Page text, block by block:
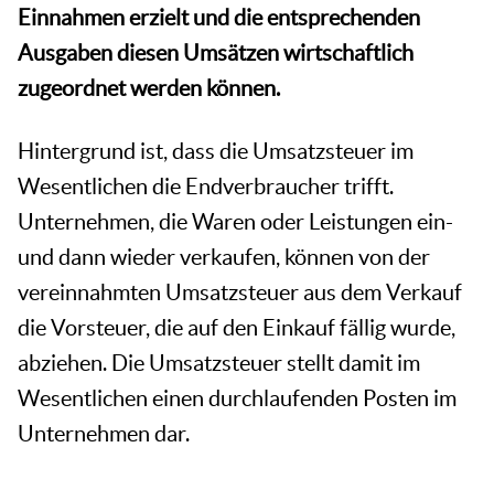
Einnahmen erzielt und die entsprechenden
Ausgaben diesen Umsätzen wirtschaftlich
zugeordnet werden können.
Hintergrund ist, dass die Umsatzsteuer im
Wesentlichen die Endverbraucher trifft.
Unternehmen, die Waren oder Leistungen ein-
und dann wieder verkaufen, können von der
vereinnahmten Umsatzsteuer aus dem Verkauf
die Vorsteuer, die auf den Einkauf fällig wurde,
abziehen. Die Umsatzsteuer stellt damit im
Wesentlichen einen durchlaufenden Posten im
Unternehmen dar.